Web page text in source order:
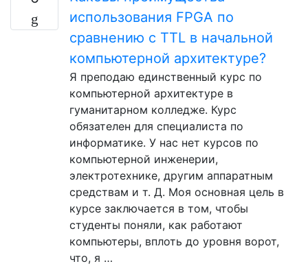
использования FPGA по
сравнению с TTL в начальной
компьютерной архитектуре?
Я преподаю единственный курс по
компьютерной архитектуре в
гуманитарном колледже. Курс
обязателен для специалиста по
информатике. У нас нет курсов по
компьютерной инженерии,
электротехнике, другим аппаратным
средствам и т. Д. Моя основная цель в
курсе заключается в том, чтобы
студенты поняли, как работают
компьютеры, вплоть до уровня ворот,
что, я …